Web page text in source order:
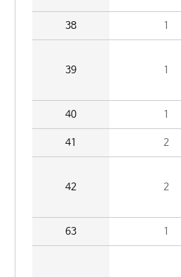
38 1
39 1
40 1
41 2
42 2
63 1